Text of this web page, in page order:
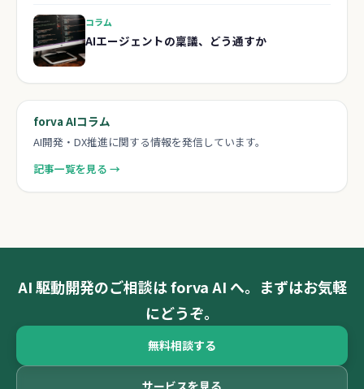
コラム
AIエージェントの稟議、どう通すか
forva AIコラム
AI開発・DX推進に関する情報を発信しています。
記事一覧を見る →
AI 駆動開発のご相談は forva AI へ。まずはお気軽
にどうぞ。
無料相談する
サービスを見る